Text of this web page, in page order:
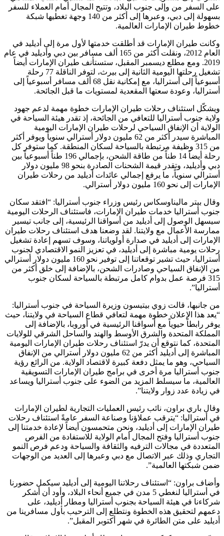
على السفر من وإلى جنوب البلاد، وتتيح المجال أمام العملاء للسفر
بسهولة إلى دبي، وعبرها إلى أكثر من 140 وجهة تغطيها شبكة
خطوط طيران الإمارات العالمية.
وكانت طيران الإمارات قد أطلقت خدمتها لأول مرة إلى أديليد في
العام 2012، ونقلت أكثر من 165 ألف مسافر بين دبي وأديليد في عام
2019. ومع مطلع ديسمبر المقبل، ستستأنف طيران الإمارات أيضاً
تشغيل رحلتها اليومية الثانية إلى بيرث، لتوفر الناقلة 77 رحلة
أسبوعياً إلى أستراليا، مع إمكانية نقل 68 ألف مسافر أسبوعياً إلى
أستراليا، وعودة سعتها المقعدية لمستويات ما قبل الجائحة.
ويشكّل استئناف رحلات طيران الإمارات خطوة مهمة لدعم جهود
ولاية جنوب أستراليا للتعافي من الجائحة، إذ تقدر هيئة السياحة في
الولاية أن الإنفاق السياحي لرحلات طيران الإمارات اليومية
المباشرة سيدر أكثر من 62 مليون دولار أسترالي سنوياً ويوفر أكثر
من 315 وظيفة مرتبطة بالسياحة لسكان المنطقة. كما ستوفر كل
رحلة أيضاً 14 طناً من طاقة الشحن، بإجمالي 196 طناً أسبوعياً بين
دبي وأديليد، وتقدر قيمة الشحنات الصادرة بنحو 98 مليون دولار
أسترالي سنوياً، ما يرفع إجمالي عائدات أديليد من رحلات طيران
الإمارات إلى نحو 160 مليون دولار أسترالي.
وقال بيتر ماليناوسكاس رئيس وزراء جنوب أستراليا: “افتقد سكان
جنوب أستراليا خدمات طيران الإمارات، فاستئناف الرحلات اليومية
سيسهل الوصول إلى أديليد من أسواقنا الرئيسية، إلى جانب تيسير
ممارسة الأعمال مع ولايتنا. لقد وضعنا هدف استئناف رحلات طيران
الإمارات إلى أديليد في صدارة أولوياتنا، وسوف تسهم إعادة تشغيل
رحلات يومية مباشرة إلى أديليد، في تعزيز النمو الاقتصادي لجنوب
أستراليا، حيث تشير توقعاتنا إلى توفير نحو 160 مليون دولار أسترالي
من الإنفاق السياحي وصادرات الشحن، بالإضافة إلى خلق أكثر من
315 فرصة عمل بدوام كامل مرتبطة بالسياحة لسكان جنوب
أستراليا”.
من جانبها، قالت زوي بيتيسون وزيرة السياحة في جنوب أستراليا:
“يعد هذا الإعلان خطوة مهمة لتعافي قطاع السياحة في ولايتنا، حيث
يوفر رابطاً حيوياً مع أسواقنا الرئيسية في أوروبا، بالإضافة إلى
المملكة المتحدة والشرق الأوسط والهند والساحل الشرقي للولايات
المتحدة، كما نتوقع أن يدرّ استئناف رحلات طيران الإمارات اليومية
المباشرة إلى أديليد أكثر من 62 مليون دولار أسترالي من الإنفاق
السياحي، وهو ما يمثل دفعة كبيرة لاقتصاد الولاية. من الرائع رؤية
جنوب أستراليا مرة أخرى في برامج طيران الإمارات التسويقية
العالمية، ما سيسلط المزيد من الضوء على جنوب أستراليا ويساعد
في زيادة عدد زوار ولايتنا”.
وقال باري براون، نائب رئيس العمليات التجارية لطيران الإمارات
في أستراليا: “يترقب عملاؤنا وصناعة السفر عامةً استئناف رحلات
طيران الإمارات إلى أديليد، ونحن متحمسون أيضاً لإعادة خدمتنا إلى
جنوب أستراليا وفتح المجال أمام الولاية للاستفادة من الفرص
المتعددة في مجالات الترفيه والثقافة والسياحة ودعم فرص النمو
التجاري وذلك عبر الاتصال مع دبي وعبرها إلى العديد من الوجهات
ضمن شبكتها العالمية”.
وأضاف براون: “استئناف رحلاتنا اليومية إلى أديليد سيكمل حضورنا
في أستراليا لنغطي 5 مدن في جميع أنحاء البلاد، وأود أن أشكر
شركاءنا في هيئة السياحة بجنوب أستراليا ومطار أديليد، على
دعمهم لتحقيق هذه الخطوة ونتطلع إلى الترحيب بأول مسافرينا من
أديليد على متن الطائرة في شهر أكتوبر المقبل”.